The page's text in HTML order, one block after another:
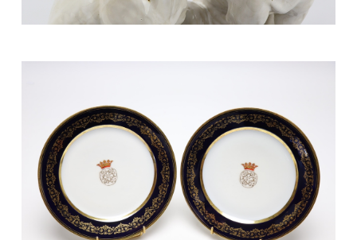
Mobilier et objets d'art du 9 avril 2022 Lot 19 400/500 €